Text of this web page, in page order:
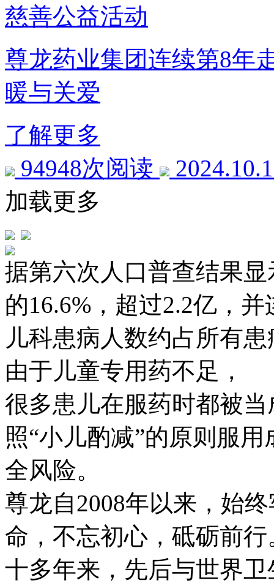
慈善公益活动
尊龙药业集团连续第8年
暖与关爱
了解更多
94948次阅读
加载更多
据第六次人口普查结果
的16.6%，超过2.2亿，
儿科患病人数约占所有
由于儿童专用药不足，
很多患儿在服药时都被
照“小儿酌减”的原则服
全风险。
尊龙自2008年以来，始
命，不忘初心，砥砺前行
十多年来，先后与世界